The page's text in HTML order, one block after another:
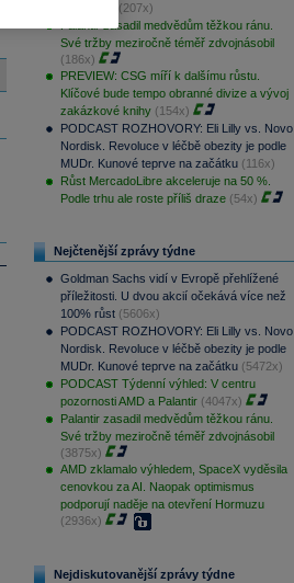
(207x)
Palantir zasadil medvědům těžkou ránu.
Své tržby meziročně téměř zdvojnásobil
(186x)
PREVIEW: CSG míří k dalšímu růstu.
Klíčové bude tempo obranné divize a vývoj
zakázkové knihy (154x)
PODCAST ROZHOVORY: Eli Lilly vs. Novo
Nordisk. Revoluce v léčbě obezity je podle
MUDr. Kunové teprve na začátku (116x)
Růst MercadoLibre akceleruje na 50 %.
Podle trhu ale roste příliš draze (54x)
Nejčtenější zprávy týdne
Goldman Sachs vidí v Evropě přehlížené
příležitosti. U dvou akcií očekává více než
100% růst (5606x)
PODCAST ROZHOVORY: Eli Lilly vs. Novo
Nordisk. Revoluce v léčbě obezity je podle
MUDr. Kunové teprve na začátku (5472x)
PODCAST Týdenní výhled: V centru
pozornosti AMD a Palantir (4047x)
Palantir zasadil medvědům těžkou ránu.
Své tržby meziročně téměř zdvojnásobil
(3875x)
AMD zklamalo výhledem, SpaceX vyděsila
cenovkou za AI. Naopak optimismus
podporují naděje na otevření Hormuzu
(2936x)
Nejdiskutovanější zprávy týdne